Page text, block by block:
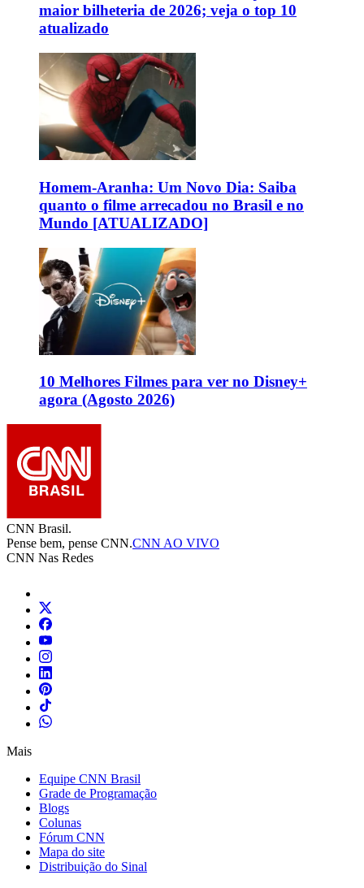
maior bilheteria de 2026; veja o top 10
atualizado
Homem-Aranha: Um Novo Dia: Saiba
quanto o filme arrecadou no Brasil e no
Mundo [ATUALIZADO]
10 Melhores Filmes para ver no Disney+
agora (Agosto 2026)
CNN Brasil.
Pense bem, pense CNN.CNN AO VIVO
CNN Nas Redes
Mais
Equipe CNN Brasil
Grade de Programação
Blogs
Colunas
Fórum CNN
Mapa do site
Distribuição do Sinal